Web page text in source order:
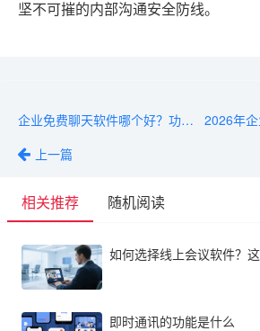
坚不可摧的内部沟通安全防线。
企业免费聊天软件哪个好？功能限制与升级成本分析
上一篇
相关推荐 随机阅读
即时通讯的功能是什么